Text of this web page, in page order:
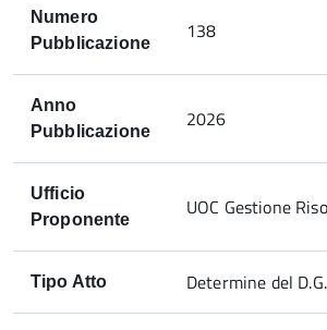
Numero
Pubblicazione
138
Anno
Pubblicazione
2026
Ufficio
Proponente
UOC Gestione
Tipo Atto Determine del D.G.